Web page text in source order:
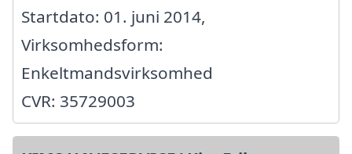
Startdato: 01. juni 2014,
Virksomhedsform:
Enkeltmandsvirksomhed
CVR: 35729003